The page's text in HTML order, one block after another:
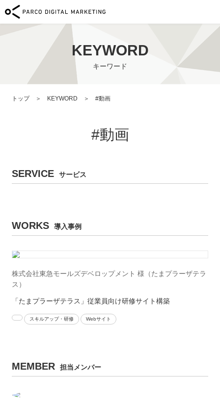
導入事例
メンバー
KEYWORD
キーワード
トップ KEYWORD #動画
#動画
SERVICE サービス
WORKS 導入事例
株式会社東急モールズデベロップメント 様（たまプラーザテラ
ス）
「たまプラーザテラス」従業員向け研修サイト構築
スキルアップ・研修 Webサイト
MEMBER 担当メンバー